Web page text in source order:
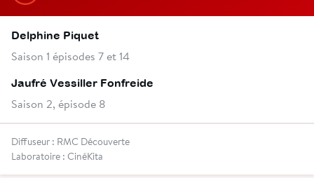
Delphine Piquet
Saison 1 épisodes 7 et 14
Jaufré Vessiller Fonfreide
Saison 2, épisode 8
Diffuseur : RMC Découverte
Laboratoire : CinéKita